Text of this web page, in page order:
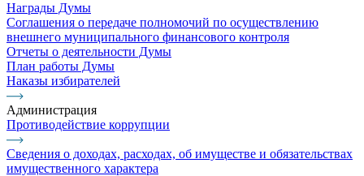
Награды Думы
Соглашения о передаче полномочий по осуществлению
внешнего муниципального финансового контроля
Отчеты о деятельности Думы
План работы Думы
Наказы избирателей
Администрация
Противодействие коррупции
Сведения о доходах, расходах, об имуществе и обязательствах
имущественного характера